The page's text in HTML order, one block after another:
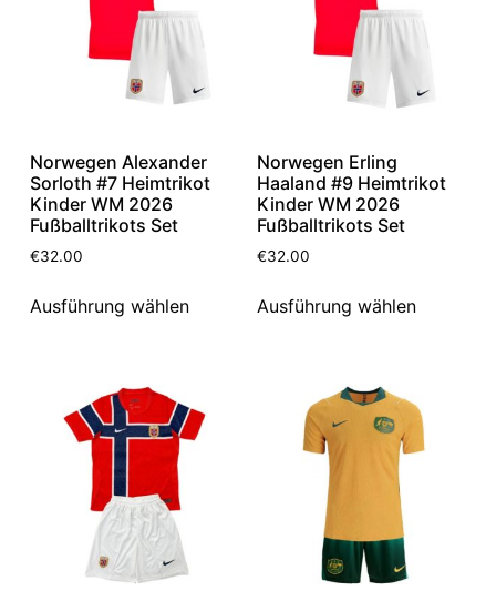
Norwegen Alexander
Sorloth #7 Heimtrikot
Kinder WM 2026
Fußballtrikots Set
€32.00
Ausführung wählen
Norwegen Erling
Haaland #9 Heimtrikot
Kinder WM 2026
Fußballtrikots Set
€32.00
Ausführung wählen